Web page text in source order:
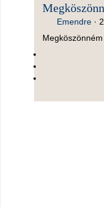
Emendre·
Megköszönném